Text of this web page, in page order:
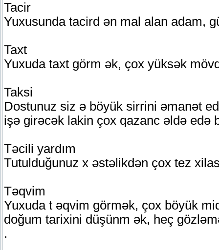
Tacir
Yuxusunda tacird ən mal alan adam,
Taxt
Yuxuda taxt görm ək, çox yüksək
Taksi
Dostunuz siz ə böyük sirrini əmanət
işə girəcək lakin çox qazanc əldə edə
Təcili yardım
Tutulduğunuz x əstəlikdən çox tez
Təqvim
Yuxuda t əqvim görmək, çox böyük
doğum tarixini düşünm ək, heç
.